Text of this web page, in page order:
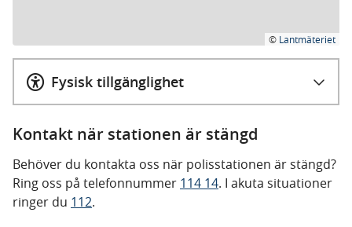
© Lantmäteriet
Fysisk tillgänglighet
Kontakt när stationen är stängd
Behöver du kontakta oss när polisstationen är stängd?
Ring oss på telefonnummer 114 14. I akuta situationer
ringer du 112.